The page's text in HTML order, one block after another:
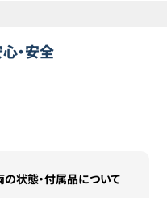
・安全
の状態・付属品について